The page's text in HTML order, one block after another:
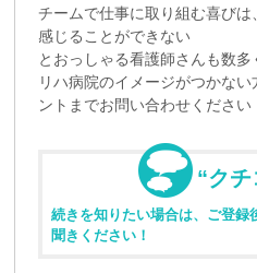
チームで仕事に取り組む喜び
感じることができない
とおっしゃる看護師さんも数多
リハ病院のイメージがつかな
ントまでお問い合わせください
“ク
続きを知りたい場合は、ご登録
聞きください！